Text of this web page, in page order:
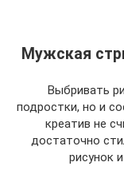
Мужская
Выбривать
подростки, но и
креатив не
достаточно
рисунок